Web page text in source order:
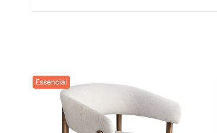
Essencial